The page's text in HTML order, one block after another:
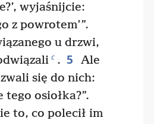
wyjaśnijcie:
z powrotem’”.
u drzwi,
c . 5
Ale
się do nich:
tego osiołka?”.
to, co polecił im